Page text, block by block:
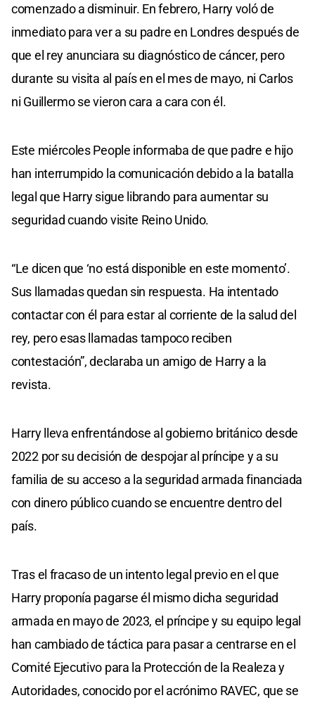
comenzado a disminuir. En febrero, Harry voló de
inmediato para ver a su padre en Londres después de
que el rey anunciara su diagnóstico de cáncer, pero
durante su visita al país en el mes de mayo, ni Carlos
ni Guillermo se vieron cara a cara con él.
Este miércoles People informaba de que padre e hijo
han interrumpido la comunicación debido a la batalla
legal que Harry sigue librando para aumentar su
seguridad cuando visite Reino Unido.
“Le dicen que ‘no está disponible en este momento’.
Sus llamadas quedan sin respuesta. Ha intentado
contactar con él para estar al corriente de la salud del
rey, pero esas llamadas tampoco reciben
contestación”, declaraba un amigo de Harry a la
revista.
Harry lleva enfrentándose al gobierno británico desde
2022 por su decisión de despojar al príncipe y a su
familia de su acceso a la seguridad armada financiada
con dinero público cuando se encuentre dentro del
país.
Tras el fracaso de un intento legal previo en el que
Harry proponía pagarse él mismo dicha seguridad
armada en mayo de 2023, el príncipe y su equipo legal
han cambiado de táctica para pasar a centrarse en el
Comité Ejecutivo para la Protección de la Realeza y
Autoridades, conocido por el acrónimo RAVEC, que se